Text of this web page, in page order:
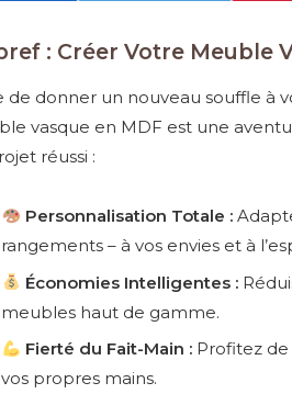
: Créer Votre Meuble
de donner un nouveau souffle à
vasque en MDF est une
réussi :
Personnalisation Totale :
rangements – à vos envies et à
Économies Intelligentes :
meubles haut de gamme.
Fierté du Fait-Main :Profitez de
vos propres mains.